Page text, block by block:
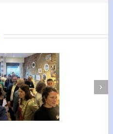
Accélérateur de
l’engagement
Next